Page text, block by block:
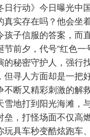
日行动》今日曝光中
真实存在吗？他会
子信服的答案，而
前夕，代号“红色
秘密守护人，强行
寻人方面却是一把
断又精彩刺激的解
地打到阳光海滩，
垒，打怪场面不仅高
具车秒变酷炫跑车